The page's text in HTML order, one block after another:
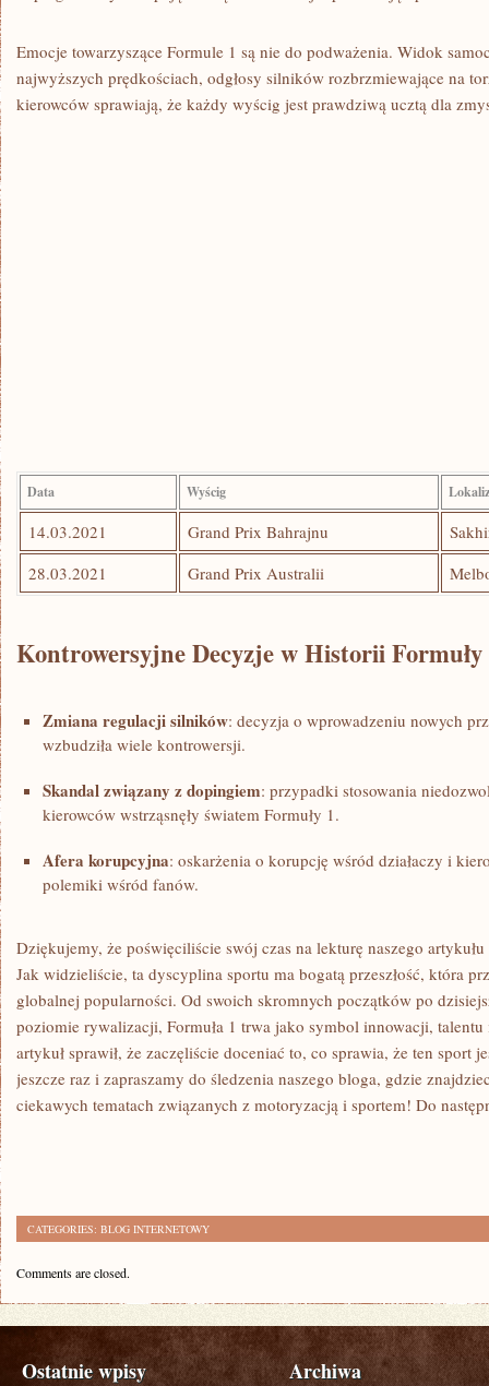
Emocje towarzyszące Formule 1 są nie do podważenia. Widok
najwyższych prędkościach, odgłosy silników ‌rozbrzmiewające na
kierowców sprawiają, że ‌każdy wyścig‍ jest prawdziwą ucztą dla
Data Wyścig
14.03.2021 Grand ‌Prix​ Bahrajnu
28.03.2021
Grand ​Prix Australii
Kontrowersyjne Decyzje w Historii Formuły​
Zmiana ​regulacji⁤ silników: decyzja o wprowadzeniu nowych
wzbudziła ⁣wiele kontrowersji.
Skandal ⁢związany z dopingiem: przypadki stosowania
‍kierowców wstrząsnęły światem Formuły 1.
Afera korupcyjna: ⁢oskarżenia o ⁣korupcję wśród działaczy ⁣i
polemiki ‌wśród fanów.
Dziękujemy, że poświęciliście ​swój czas na‍ lekturę naszego
Jak‌ widzieliście, ta dyscyplina ⁣sportu ma bogatą ‍przeszłość, która
globalnej popularności. Od swoich skromnych ⁤początków ​po
poziomie rywalizacji, Formuła 1 trwa jako symbol innowacji,
artykuł sprawił, że zaczęliście doceniać to,‍ co sprawia, że​ ten sport
jeszcze raz⁣ i zapraszamy do śledzenia⁢ naszego bloga, gdzie
ciekawych tematach ⁤związanych z motoryzacją i sportem! Do
CATEGORIES: BLOG INTERNETOWY
Comments are closed.
Ostatnie wpisy Archiwa